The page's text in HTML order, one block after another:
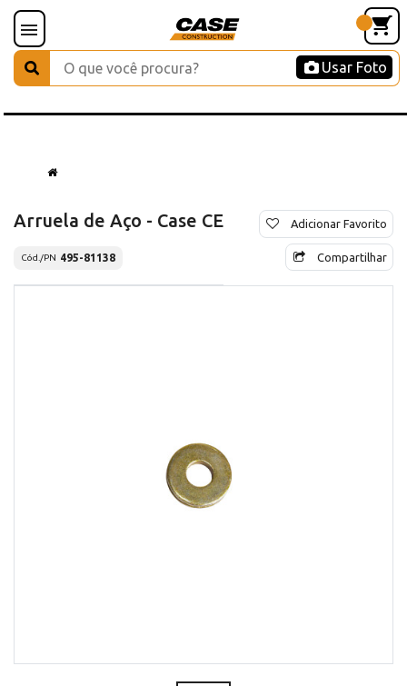
Usar Foto
Arruela de Aço - Case CE
Cód./PN 495-81138
Adicionar Favorito
Compartilhar